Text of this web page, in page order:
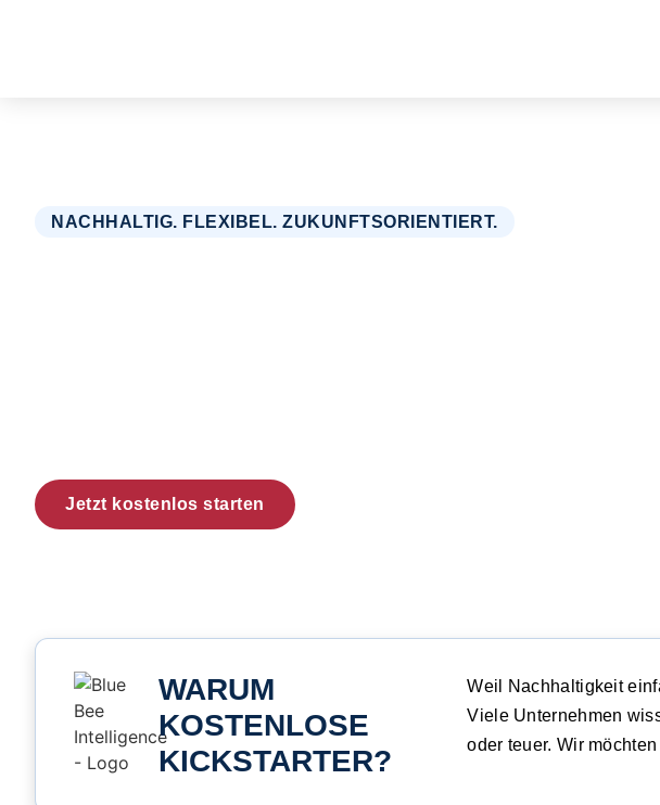
NACHHALTIG. FLEXIBEL. ZUKUNFTSORIENTIERT.
Jetzt kostenlos starten
WARUM
KOSTENLOSE
KICKSTARTER?
Weil Nachhaltigkeit
Viele Unternehmen
oder teuer. Wir